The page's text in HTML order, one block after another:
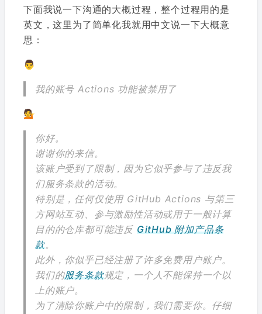
下面我说一下沟通的大概过程，整个过程用的是
英文，这里为了简单化我就用中文说一下大概意
思：
👨
我的账号 Actions 功能被禁用了
💁
你好。
谢谢你的来信。
该账户受到了限制，因为它似乎参与了违反我
们服务条款的活动。
特别是，任何仅使用 GitHub Actions 与第三
方网站互动、参与激励性活动或用于一般计算
目的的仓库都可能违反 GitHub 附加产品条
款。
此外，你似乎已经注册了许多免费用户账户。
我们的服务条款规定，一个人不能保持一个以
上的账户。
为了清除你账户中的限制，我们需要你。仔细